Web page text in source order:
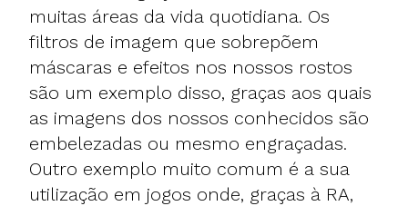
muitas áreas da vida quotidiana. Os
filtros de imagem que sobrepõem
máscaras e efeitos nos nossos rostos
são um exemplo disso, graças aos quais
as imagens dos nossos conhecidos são
embelezadas ou mesmo engraçadas.
Outro exemplo muito comum é a sua
utilização em jogos onde, graças à RA,